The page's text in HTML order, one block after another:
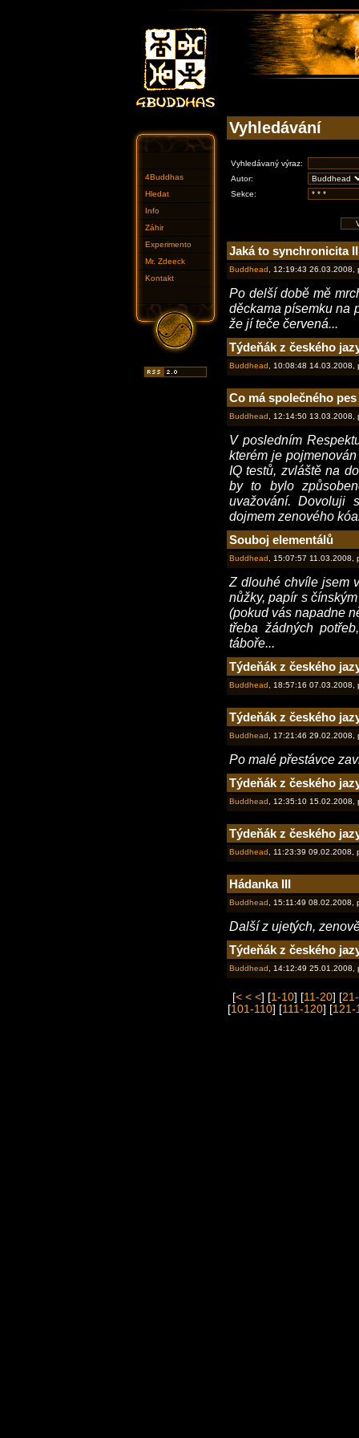
4Buddhas
Hledat
Info
Záhir
Experimento
Mr. Zdeeck
Kontakt
Vyhledávání
Vyhledávaný výraz:
Autor:
Sekce:
Jaká to synchronicita
Buddhead , 12:19:43
Po delší době mě
děckama písemku na
že jí teče červená...
Týdeňák z českého
Buddhead , 10:08:48
Co má společného
Buddhead , 12:14:50
V posledním
kterém je
IQ testů, zvláště na
by to bylo
uvažování. Dovoluji
dojmem zenového
Souboj elementálů
Buddhead , 15:07:57 11.03.2008,
Z dlouhé chvíle jsem
nůžky, papír s
(pokud vás napadne
třeba žádných
táboře...
Týdeňák z českého
Buddhead , 18:57:16
Týdeňák z českého
Buddhead , 17:21:46
Po malé přestávce
Týdeňák z českého
Buddhead , 12:35:10
Týdeňák z českého
Buddhead , 11:23:39 09.02.2008,
Hádanka III
Buddhead , 15:11:49 08.02.2008,
Další z ujetých,
Týdeňák z českého
Buddhead , 14:12:49
[< < <] [1-10] [11-20] [
[101-110] [111-120] [121-